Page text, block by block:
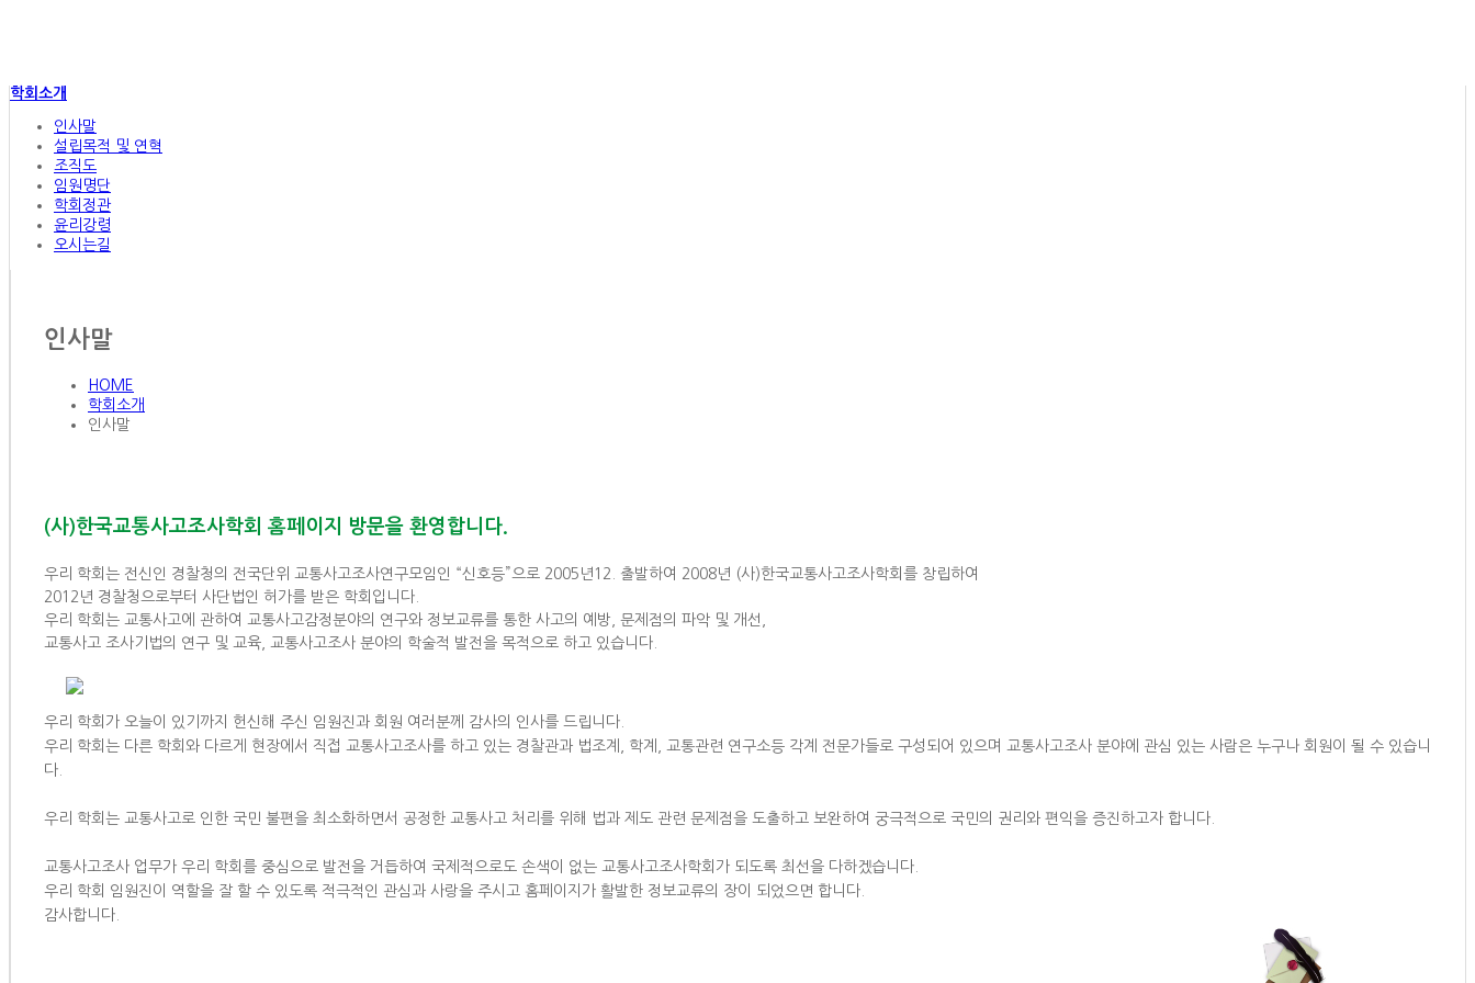
학회소개
인사말
설립목적 및 연혁
조직도
임원명단
학회정관
윤리강령
오시는길
인사말
HOME
학회소개
인사말
(사)한국교통사고조사학회 홈페이지 방문을 환영합니다.
우리 학회는 전신인 경찰청의 전국단위 교통사고조사연구모임인 “신호등”으로 2005년12. 출발하여 2008년 (사)한국교통사고조사학회를 창립하여
2012년 경찰청으로부터 사단법인 허가를 받은 학회입니다.
우리 학회는 교통사고에 관하여 교통사고감정분야의 연구와 정보교류를 통한 사고의 예방, 문제점의 파악 및 개선,
교통사고 조사기법의 연구 및 교육, 교통사고조사 분야의 학술적 발전을 목적으로 하고 있습니다.
우리 학회가 오늘이 있기까지 헌신해 주신 임원진과 회원 여러분께 감사의 인사를 드립니다.
우리 학회는 다른 학회와 다르게 현장에서 직접 교통사고조사를 하고 있는 경찰관과 법조계, 학계, 교통관련 연구소등 각계 전문가들로 구성되어 있으며 교통사고조사 분야에 관심 있는 사람은 누구나 회원이 될 수 있습니
다.
우리 학회는 교통사고로 인한 국민 불편을 최소화하면서 공정한 교통사고 처리를 위해 법과 제도 관련 문제점을 도출하고 보완하여 궁극적으로 국민의 권리와 편익을 증진하고자 합니다.
교통사고조사 업무가 우리 학회를 중심으로 발전을 거듭하여 국제적으로도 손색이 없는 교통사고조사학회가 되도록 최선을 다하겠습니다.
우리 학회 임원진이 역할을 잘 할 수 있도록 적극적인 관심과 사랑을 주시고 홈페이지가 활발한 정보교류의 장이 되었으면 합니다.
감사합니다.